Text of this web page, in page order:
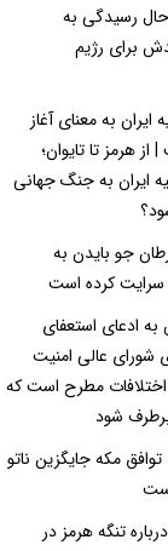
رسیدگی به
برای رژیم
ایران به معنای آغاز
هرمز تا تایوان؛
ایران به جنگ جهانی
جو بایدن به
کرده است
ادعای استعفای
شورای عالی امنیت
مطرح است که
شود
مکه جایگزین ناتو
تنگه هرمز در